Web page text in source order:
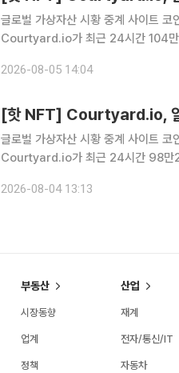
글로벌 가상자산 시황 중계 사이트
Courtyard.io가 최근 24시간 104만
량 16만9483달러를 기록하며 바닥
2026-08-05 14:04
[핫 NFT] Courtyard.io,
글로벌 가상자산 시황 중계 사이트
Courtyard.io가 최근 24시간 98만
거래량 18만3576달러를 기록하며 바
2026-08-04 13:13
부동산
시장동향
업계
정책
산업
재계
전자/통신/IT
자동차